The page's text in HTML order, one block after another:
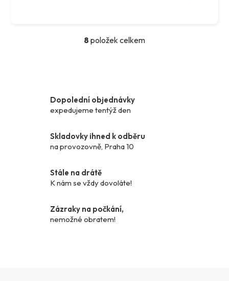
O
a
c
p
r
y
p
i
8 položek celkem
Dopolední objednávky
expedujeme tentýž den
Skladovky ihned k odběru
na provozovně, Praha 10
Stále na drátě
K nám se vždy dovoláte!
Zázraky na počkání,
nemožné obratem!